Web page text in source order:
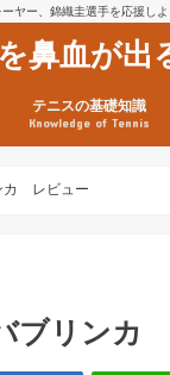
ヤー、錦織圭選手を応援
鼻血が出
テニスの基礎知識
Knowledge of Tennis
カ レビュー
ブリンカ